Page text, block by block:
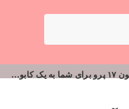
من